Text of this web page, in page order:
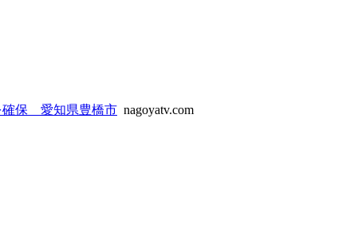
確保 愛知県豊橋市 nagoyatv.com